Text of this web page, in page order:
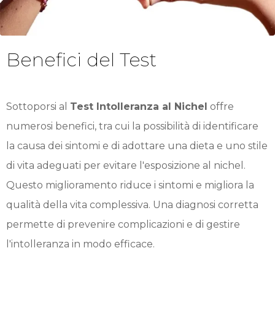
Benefici del Test
Sottoporsi al Test Intolleranza al Nichel offre
numerosi benefici, tra cui la possibilità di identificare
la causa dei sintomi e di adottare una dieta e uno stile
di vita adeguati per evitare l'esposizione al nichel.
Questo miglioramento riduce i sintomi e migliora la
qualità della vita complessiva. Una diagnosi corretta
permette di prevenire complicazioni e di gestire
l'intolleranza in modo efficace.